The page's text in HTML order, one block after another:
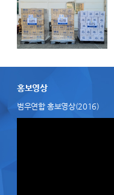
홍보영상
범우연합 홍보영상(2016)